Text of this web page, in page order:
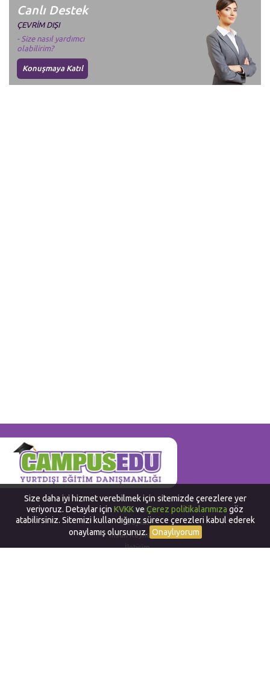
Canlı Destek
ÇEVRİM DIŞI
- Size nasıl yardımcı
olabilirim?
Konuşmaya Katıl
Hakkımızda
Bayilik
İnsan Kaynakları
İletişim
Size daha iyi hizmet verebilmek için sitemizde çerezlere yer
veriyoruz. Detaylar için KVKKveÇerez politikalarımıza göz
atabilirsiniz. Sitemizi kullandığınız sürece çerezleri kabul ederek
onaylamış olursunuz. Onaylıyorum